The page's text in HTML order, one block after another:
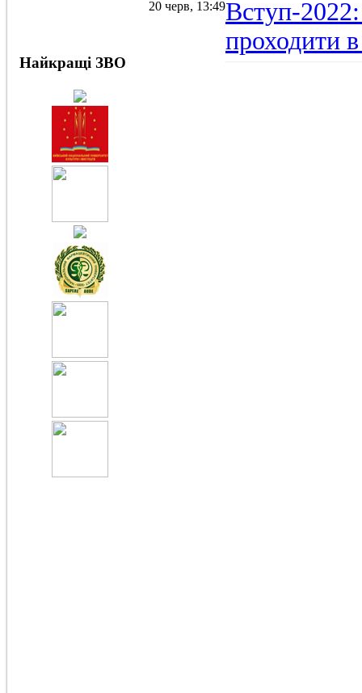
20 черв, 13:49Вступ-
проходити в
Найкращі ЗВО